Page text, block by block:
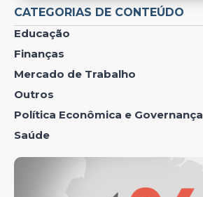
CATEGORIAS DE CONTEÚDO
Educação
Finanças
Mercado de Trabalho
Outros
Política Econômica e Governança
Saúde